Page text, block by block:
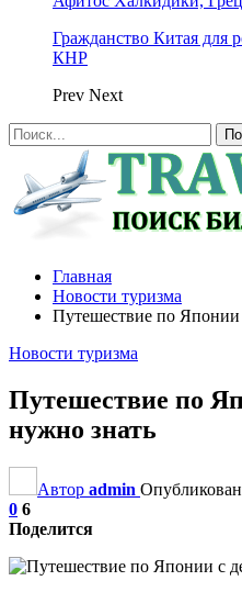
Гражданство Китая для
КНР
Prev Next
Главная
Новости туризма
Путешествие по Японии
Новости туризма
Путешествие по
нужно знать
Автор admin
0 6
Поделится